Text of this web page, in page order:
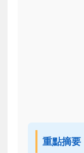
重點摘要